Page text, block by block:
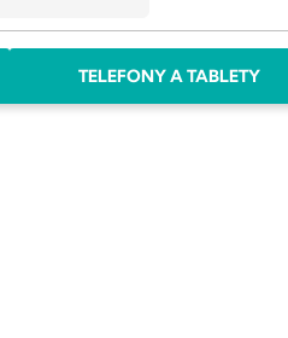
TELEFONY A TABLETY